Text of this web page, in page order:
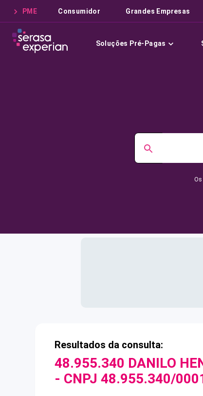
PME Consumidor Grandes Empresas
Soluções Pré-Pagas
Os
Resultados da consulta:
48.955.340 DANILO
- CNPJ 48.955.340/